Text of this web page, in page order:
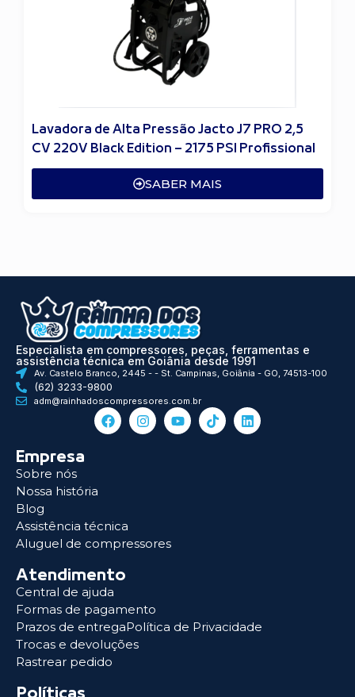
Lavadora de Alta Pressão Jacto J7 PRO 2,5
CV 220V Black Edition – 2175 PSI Profissional
SABER MAIS
Especialista em compressores, peças, ferramentas e
assistência técnica em Goiânia desde 1991
Av. Castelo Branco, 2445 - - St. Campinas, Goiânia - GO, 74513-100
(62) 3233-9800
adm@rainhadoscompressores.com.br
Empresa
Sobre nós
Nossa história
Blog
Assistência técnica
Aluguel de compressores
Atendimento
Central de ajuda
Formas de pagamento
Prazos de entregaPolítica de Privacidade
Trocas e devoluções
Rastrear pedido